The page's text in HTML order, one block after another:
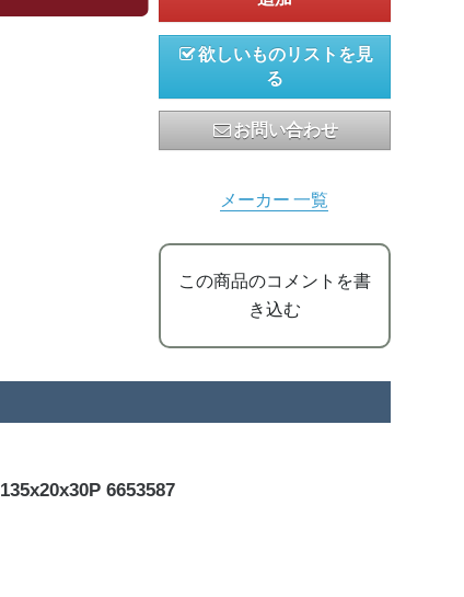
欲しいものリストを見
る
お問い合わせ
メーカー 一覧
この商品のコメントを書
き込む
6653587